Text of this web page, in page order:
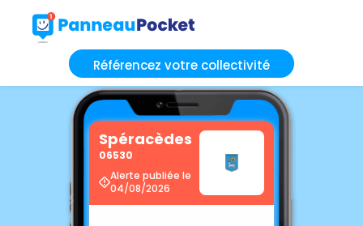
Référencez votre collectivité
Spéracèdes
06530
Alerte publiée le
04/08/2026